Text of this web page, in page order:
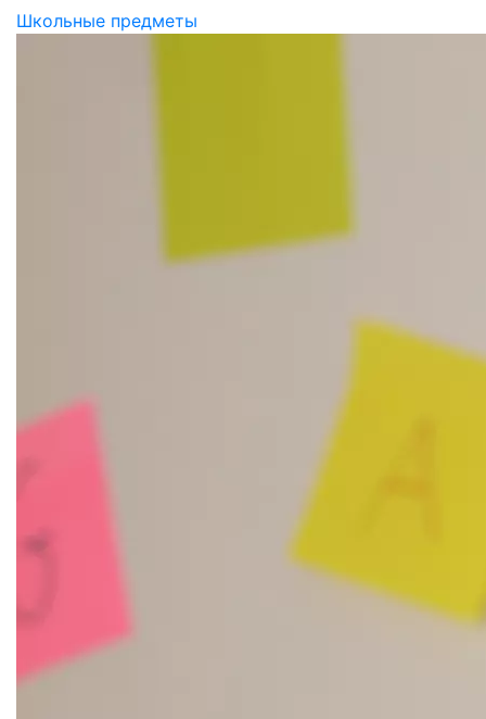
Школьные предметы